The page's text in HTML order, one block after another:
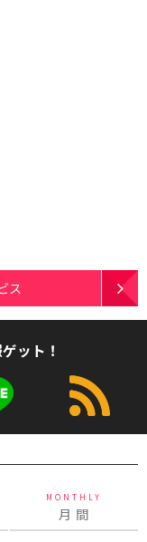
ス
ット！
MONTHLY
月 間